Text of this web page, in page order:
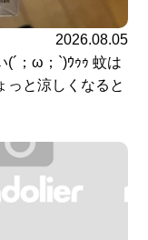
2026.08.05
(´；ω；`)ｳｩｩ 蚊は
っと涼しくなると